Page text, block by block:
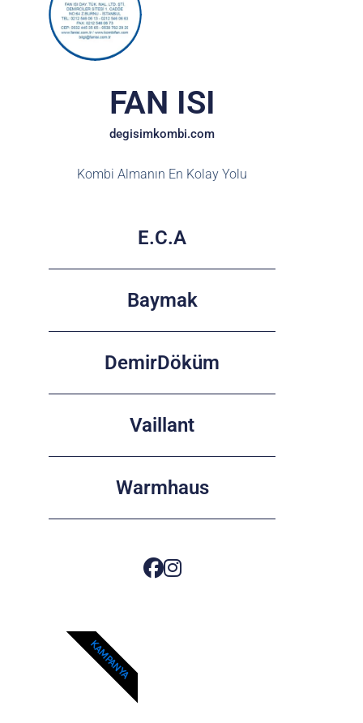
FAN ISI
degisimkombi.com
Kombi Almanın En Kolay Yolu
E.C.A
Baymak
DemirDöküm
Vaillant
Warmhaus
KAMPANYA